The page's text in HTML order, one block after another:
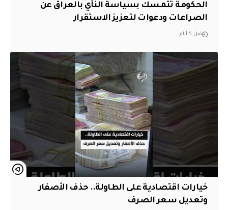
الحكومة تتمسك بسياسة النأي بالعراق عن
الصراعات ودعوات لتعزيز الاستقرار
قبل 5 أيام
خيارات اقتصادية على الطاولة.. حذف الأصفار
وتعديل سعر الصرف